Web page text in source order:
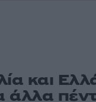
και
άλλα